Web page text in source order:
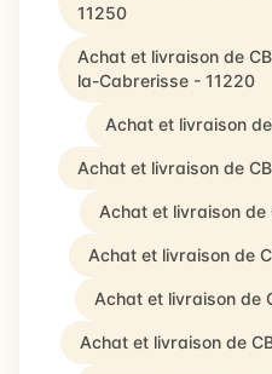
11250
Achat et livraison de
la-Cabrerisse - 11220
Achat et livraison
Achat et livraison de
Achat et livraison de
Achat et livraison de
Achat et livraison de
Achat et livraison de